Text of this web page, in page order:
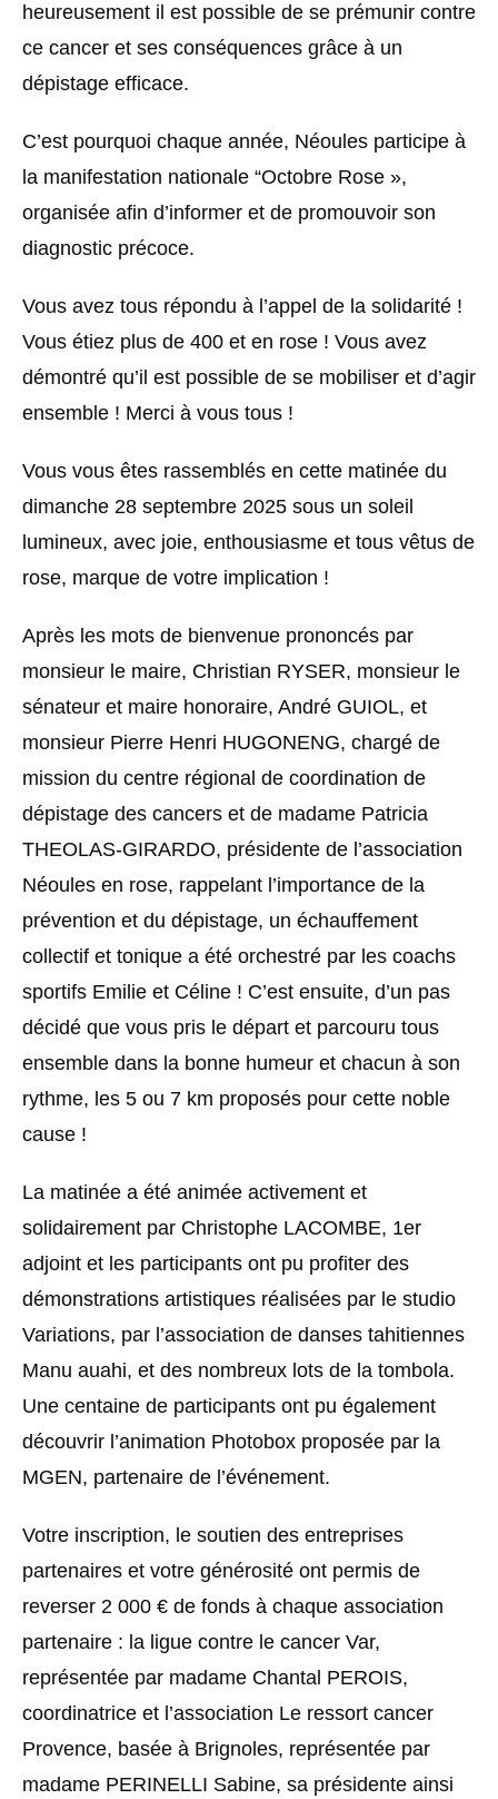
heureusement il est possible de se prémunir contre
ce cancer et ses conséquences grâce à un
dépistage efficace.
C’est pourquoi chaque année, Néoules participe à
la manifestation nationale “Octobre Rose »,
organisée afin d’informer et de promouvoir son
diagnostic précoce.
Vous avez tous répondu à l’appel de la solidarité !
Vous étiez plus de 400 et en rose ! Vous avez
démontré qu’il est possible de se mobiliser et d’agir
ensemble ! Merci à vous tous !
Vous vous êtes rassemblés en cette matinée du
dimanche 28 septembre 2025 sous un soleil
lumineux, avec joie, enthousiasme et tous vêtus de
rose, marque de votre implication !
Après les mots de bienvenue prononcés par
monsieur le maire, Christian RYSER, monsieur le
sénateur et maire honoraire, André GUIOL, et
monsieur Pierre Henri HUGONENG, chargé de
mission du centre régional de coordination de
dépistage des cancers et de madame Patricia
THEOLAS-GIRARDO, présidente de l’association
Néoules en rose, rappelant l’importance de la
prévention et du dépistage, un échauffement
collectif et tonique a été orchestré par les coachs
sportifs Emilie et Céline ! C’est ensuite, d’un pas
décidé que vous pris le départ et parcouru tous
ensemble dans la bonne humeur et chacun à son
rythme, les 5 ou 7 km proposés pour cette noble
cause !
La matinée a été animée activement et
solidairement par Christophe LACOMBE, 1er
adjoint et les participants ont pu profiter des
démonstrations artistiques réalisées par le studio
Variations, par l’association de danses tahitiennes
Manu auahi, et des nombreux lots de la tombola.
Une centaine de participants ont pu également
découvrir l’animation Photobox proposée par la
MGEN, partenaire de l’événement.
Votre inscription, le soutien des entreprises
partenaires et votre générosité ont permis de
reverser 2 000 € de fonds à chaque association
partenaire : la ligue contre le cancer Var,
représentée par madame Chantal PEROIS,
coordinatrice et l’association Le ressort cancer
Provence, basée à Brignoles, représentée par
madame PERINELLI Sabine, sa présidente ainsi